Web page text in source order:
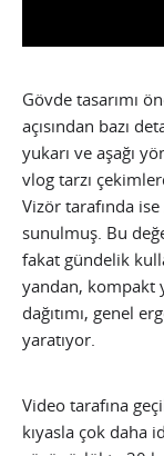
Gövde tasarımı
açısından bazı
yukarı ve aşağı
vlog tarzı
Vizör tarafında
sunulmuş. Bu
fakat gündelik
yandan, kompakt
dağıtımı, genel
yaratıyor.
Video tarafına
kıyasla çok daha